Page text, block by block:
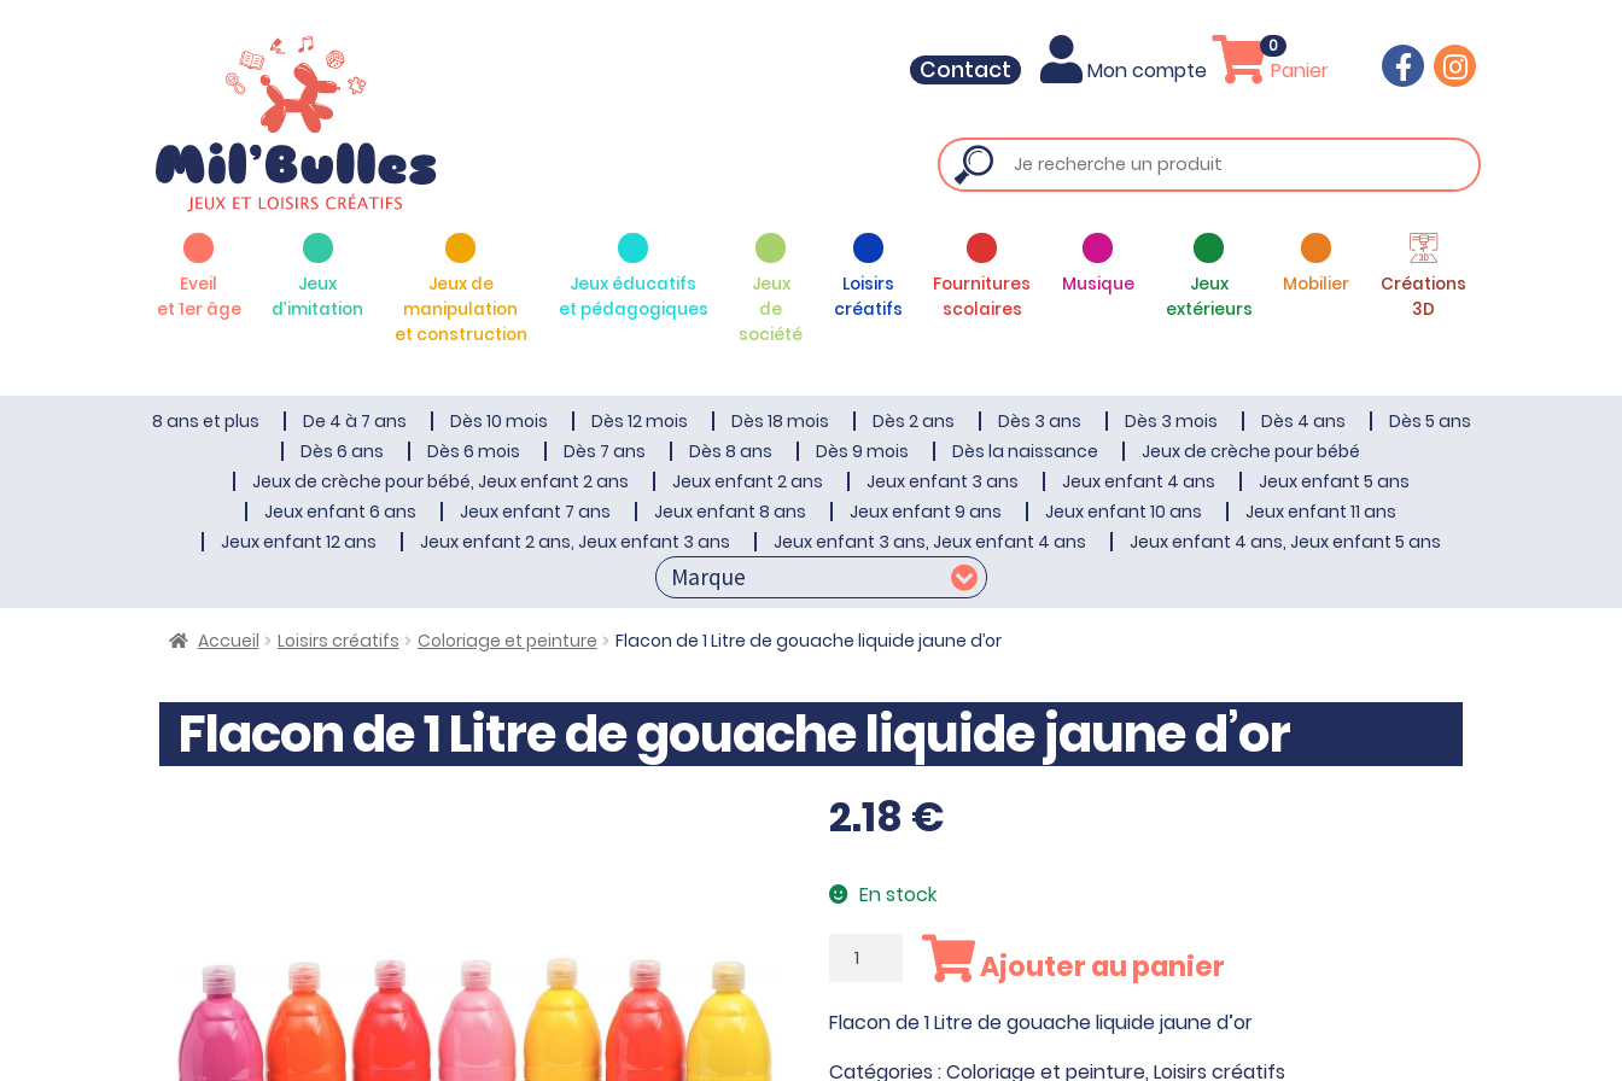
Contact Mon compte Panier
0
Eveil
et 1er âge
Jeux
d’imitation
Jeux de
manipulation
et construction
Jeux éducatifs
et pédagogiques
Jeux
de
société
Loisirs
créatifs
Fournitures
scolaires
Musique
Jeux
extérieurs
Mobilier
Créations
3D
8 ans et plus De 4 à 7 ans Dès 10 mois Dès 12 mois Dès 18 mois Dès 2 ans Dès 3 ans Dès 3 mois Dès 4 ans
Dès 5 ans
Dès 6 ans
Dès 6 mois Dès 7 ans Dès 8 ans Dès 9 mois Dès la naissance
Jeux de crèche pour bébé
Jeux de crèche pour bébé, Jeux enfant 2 ans
Jeux enfant 2 ans Jeux enfant 3 ans Jeux enfant 4 ans
Jeux enfant 5 ans
Jeux enfant 6 ans
Jeux enfant 7 ans Jeux enfant 8 ans Jeux enfant 9 ans Jeux enfant 10 ans
Jeux enfant 11 ans
Jeux enfant 12 ans
Jeux enfant 2 ans, Jeux enfant 3 ans Jeux enfant 3 ans, Jeux enfant 4 ans Jeux enfant 4 ans, Jeux enfant 5 ans
Accueil Loisirs créatifs Coloriage et peinture Flacon de 1 Litre de gouache liquide jaune d’or
Flacon de 1 Litre de gouache liquide jaune d’or
2.18 €
En stock
quantité
Flacon
de
1
Ajouter au panier
Flacon de 1 Litre de gouache liquide jaune d’or
Catégories :Coloriage et peinture, Loisirs créatifs